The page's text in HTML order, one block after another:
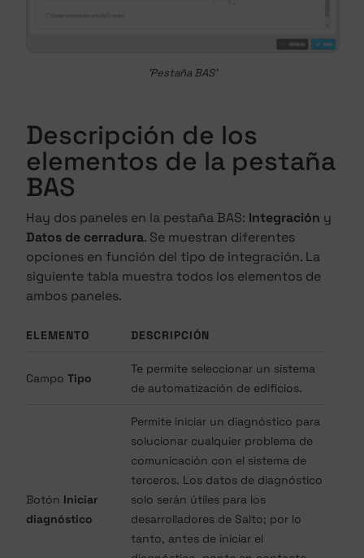
'Pestaña BAS'
Descripción de los
elementos de la pestaña
BAS
Hay dos paneles en la pestaña BAS: Integración y
Datos de cerradura. Se muestran diferentes
opciones en función del tipo de integración. La
siguiente tabla muestra todos los elementos de
ambos paneles.
ELEMENTO DESCRIPCIÓN
Campo Tipo
Te permite seleccionar un sistema
de automatización de edificios.
Botón Iniciar
diagnóstico
Permite iniciar un diagnóstico para
solucionar cualquier problema de
comunicación con el sistema de
terceros. Los datos de diagnóstico
solo serán útiles para los
desarrolladores de Salto; por lo
tanto, antes de iniciar el